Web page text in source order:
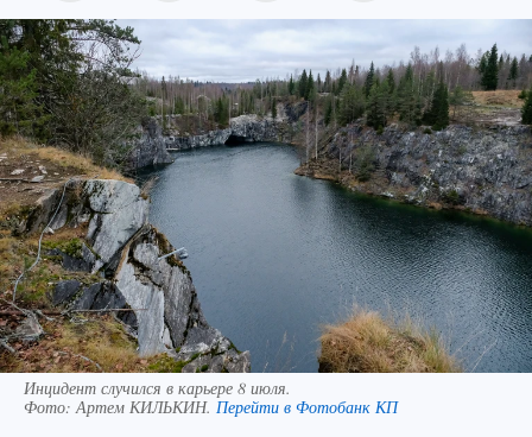
Инцидент случился в карьере 8 июля.
Фото:Артем КИЛЬКИН. Перейти в Фотобанк КП